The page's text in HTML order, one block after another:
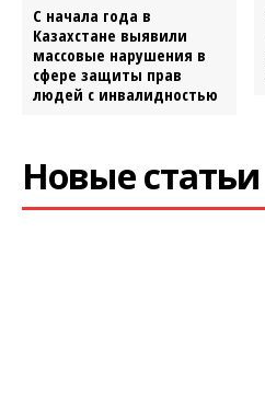
С начала года в
Казахстане выявили
массовые нарушения в
сфере защиты прав
людей с инвалидностью
Новые статьи